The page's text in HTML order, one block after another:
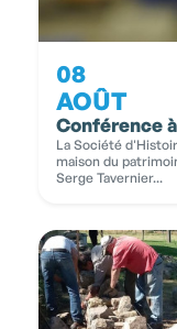
08
AOÛT
Conférence
La Société
maison du
Serge Tavernier...